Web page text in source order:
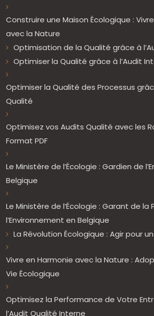
Construire une Maison Écologique :
avec la Nature
Optimisation de la Qualité grâce à
Optimiser la Qualité grâce à l’Audit
Optimiser la Qualité des Processus
Qualité
Optimisez vos Audits Qualité avec les
Format PDF
Le Ministère de l’Écologie : Gardien de
Belgique
Le Ministère de l’Écologie : Garant de
l’Environnement en Belgique
La Révolution Écologique : Agir pour
Vivre en Harmonie avec la Nature :
Vie Écologique
Optimisez la Performance de Votre
l’Audit Qualité Interne